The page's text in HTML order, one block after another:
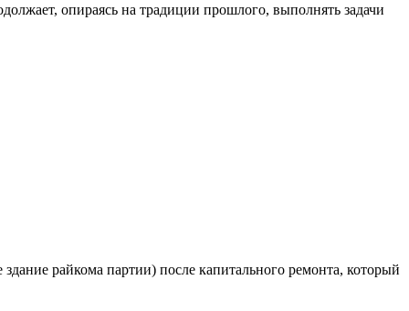
опираясь на традиции прошлого, выполнять задачи
райкома партии) после капитального ремонта, который